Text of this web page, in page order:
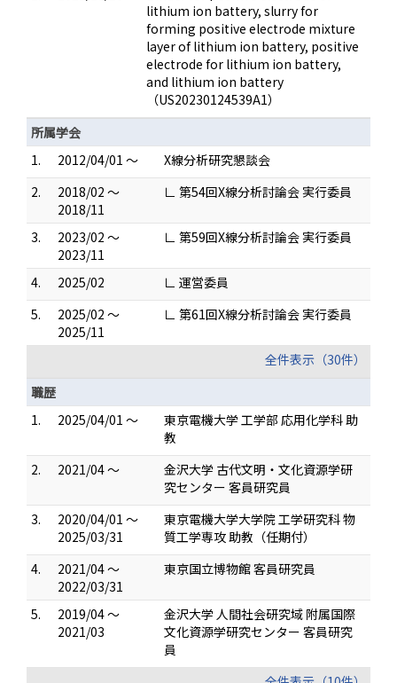
lithium ion battery, slurry for
forming positive electrode mixture
layer of lithium ion battery, positive
electrode for lithium ion battery,
and lithium ion battery
（US20230124539A1）
所属学会
1.
2012/04/01 ～
X線分析研究懇談会
2.
2018/02 ～
2018/11
∟ 第54回X線分析討論会 実行委員
3.
2023/02 ～
2023/11
∟ 第59回X線分析討論会 実行委員
4. 2025/02
∟ 運営委員
5.
2025/02 ～
2025/11
∟ 第61回X線分析討論会 実行委員
全件表示（30件）
職歴
1.
2025/04/01 ～
東京電機大学 工学部 応用化学科 助
教
2.
2021/04 ～
金沢大学 古代文明・文化資源学研
究センター 客員研究員
3.
2020/04/01 ～
2025/03/31
東京電機大学大学院 工学研究科 物
質工学専攻 助教（任期付）
4.
2021/04 ～
2022/03/31
東京国立博物館 客員研究員
5.
2019/04 ～
2021/03
金沢大学 人間社会研究域 附属国際
文化資源学研究センター 客員研究
員